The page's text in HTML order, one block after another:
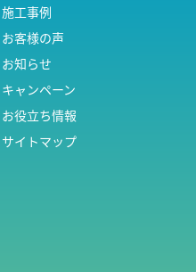
施工事例
お客様の声
お知らせ
キャンペーン
お役立ち情報
サイトマップ